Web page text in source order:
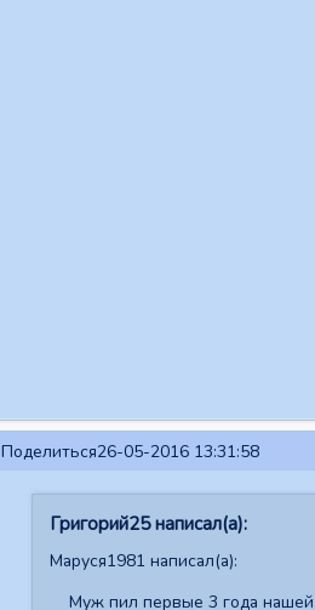
Поделиться26-05-2016 13:31:58
Григорий25 написал(а):
Маруся1981 написал(а):
Муж пил первые 3 года нашей